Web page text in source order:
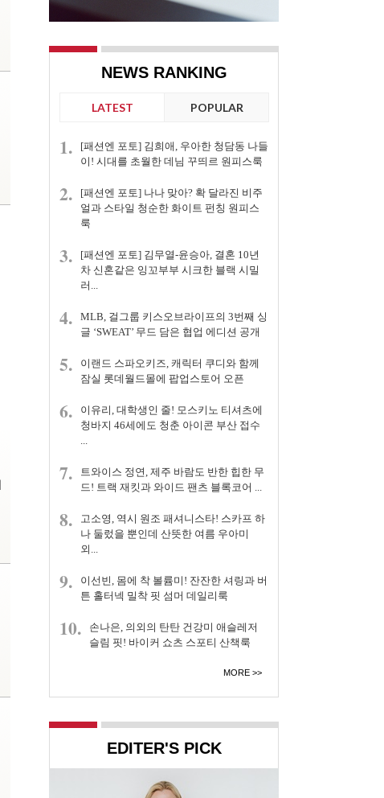
NEWS RANKING
LATEST POPULAR
1.
[패션엔 포토] 김희애, 우아한 청담동 나들
이! 시대를 초월한 데님 꾸띄르 원피스룩
2.
[패션엔 포토] 나나 맞아? 확 달라진 비주
얼과 스타일 청순한 화이트 펀칭 원피스
룩
3.
[패션엔 포토] 김무열-윤승아, 결혼 10년
차 신혼같은 잉꼬부부 시크한 블랙 시밀
러...
4.
MLB, 걸그룹 키스오브라이프의 3번째 싱
글 ‘SWEAT’ 무드 담은 협업 에디션 공개
5.
이랜드 스파오키즈, 캐릭터 쿠디와 함께
잠실 롯데월드몰에 팝업스토어 오픈
6.
이유리, 대학생인 줄! 모스키노 티셔츠에
청바지 46세에도 청춘 아이콘 부산 접수
...
7.
트와이스 정연, 제주 바람도 반한 힙한 무
드! 트랙 재킷과 와이드 팬츠 블록코어 ...
8.
고소영, 역시 원조 패셔니스타! 스카프 하
나 둘렀을 뿐인데 산뜻한 여름 우아미
외...
9.
이선빈, 몸에 착 볼륨미! 잔잔한 셔링과 버
튼 홀터넥 밀착 핏 섬머 데일리룩
10.
손나은, 의외의 탄탄 건강미 애슬레저
슬림 핏! 바이커 쇼츠 스포티 산책룩
MORE
EDITER'S PICK